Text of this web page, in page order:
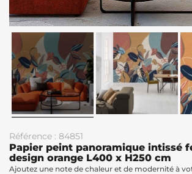
Référence : 84851
Papier peint panoramique intissé
design orange L400 x H250 cm
Ajoutez une note de chaleur et de modernité à